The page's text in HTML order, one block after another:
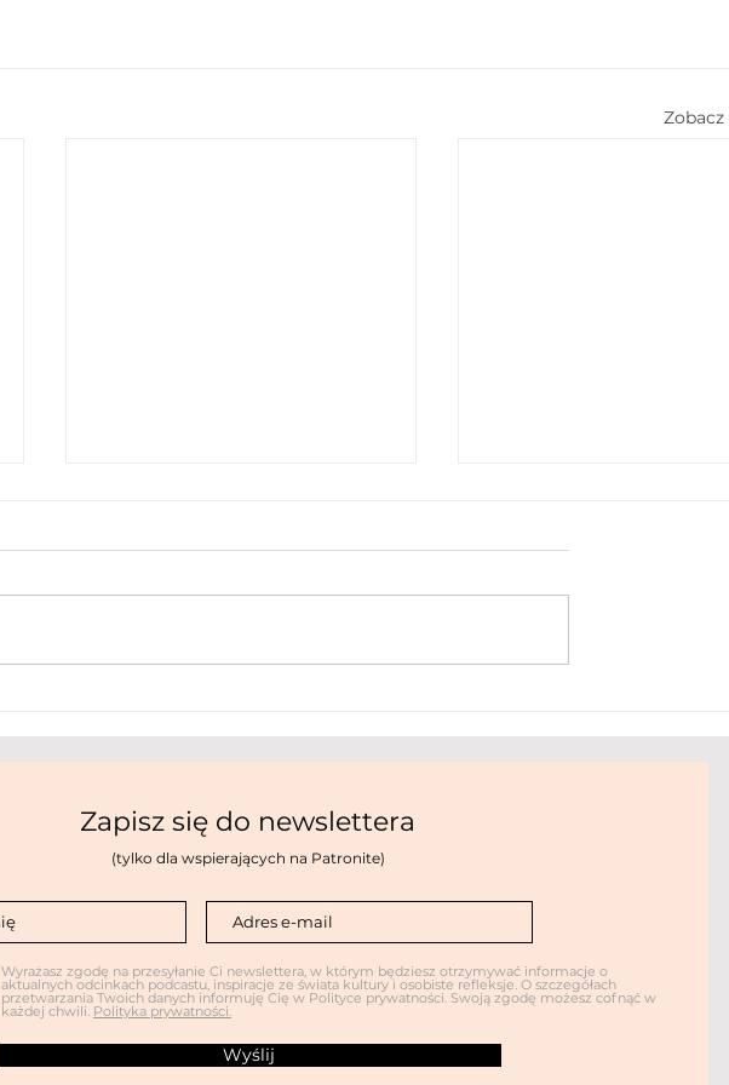
Zapisz się do newslettera
(tylko dla wspierających na Patronite)
Wyrażasz zgodę na przesyłanie Ci newslettera, w którym będziesz otrzymywać informacje o
aktualnych odcinkach podcastu, inspiracje ze świata kultury i osobiste refleksje. O szczegółach
przetwarzania Twoich danych informuję Cię w Polityce prywatności. Swoją zgodę możesz cofnąć w
każdej chwili. Polityka prywatności.
Wyślij